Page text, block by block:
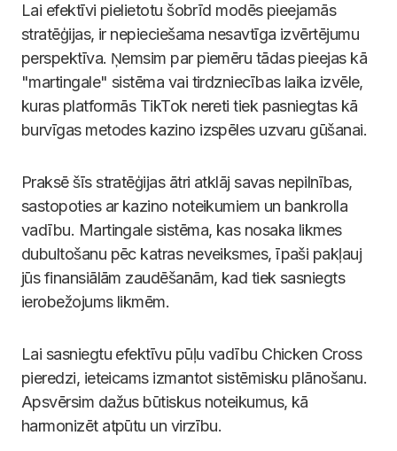
Lai efektīvi pielietotu šobrīd modēs pieejamās
stratēģijas, ir nepieciešama nesavtīga izvērtējumu
perspektīva. Ņemsim par piemēru tādas pieejas kā
"martingale" sistēma vai tirdzniecības laika izvēle,
kuras platformās TikTok nereti tiek pasniegtas kā
burvīgas metodes kazino izspēles uzvaru gūšanai.
Praksē šīs stratēģijas ātri atklāj savas nepilnības,
sastopoties ar kazino noteikumiem un bankrolla
vadību. Martingale sistēma, kas nosaka likmes
dubultošanu pēc katras neveiksmes, īpaši pakļauj
jūs finansiālām zaudēšanām, kad tiek sasniegts
ierobežojums likmēm.
Lai sasniegtu efektīvu pūļu vadību Chicken Cross
pieredzi, ieteicams izmantot sistēmisku plānošanu.
Apsvērsim dažus būtiskus noteikumus, kā
harmonizēt atpūtu un virzību.